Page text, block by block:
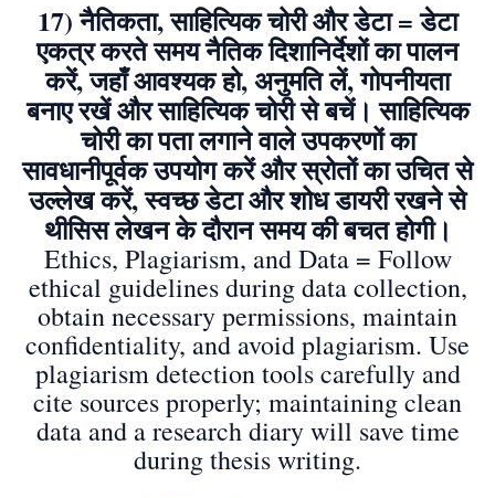
17) नैतिकता, साहित्यिक चोरी और डेटा = डेटा
एकत्र करते समय नैतिक दिशानिर्देशों का पालन
करें, जहाँ आवश्यक हो, अनुमति लें, गोपनीयता
बनाए रखें और साहित्यिक चोरी से बचें। साहित्यिक
चोरी का पता लगाने वाले उपकरणों का
सावधानीपूर्वक उपयोग करें और स्रोतों का उचित से
उल्लेख करें, स्वच्छ डेटा और शोध डायरी रखने से
थीसिस लेखन के दौरान समय की बचत होगी।
Ethics, Plagiarism, and Data = Follow
ethical guidelines during data collection,
obtain necessary permissions, maintain
confidentiality, and avoid plagiarism. Use
plagiarism detection tools carefully and
cite sources properly; maintaining clean
data and a research diary will save time
during thesis writing.